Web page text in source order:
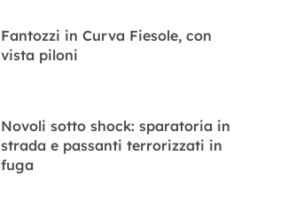
Fantozzi in Curva Fiesole, con
vista piloni
Novoli sotto shock: sparatoria in
strada e passanti terrorizzati in
fuga